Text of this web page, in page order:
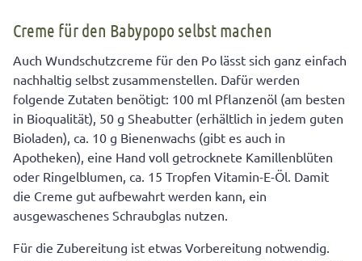
Creme für den Babypopo selbst machen
Auch Wundschutzcreme für den Po lässt sich ganz einfach
nachhaltig selbst zusammenstellen. Dafür werden
folgende Zutaten benötigt: 100 ml Pflanzenöl (am besten
in Bioqualität), 50 g Sheabutter (erhältlich in jedem guten
Bioladen), ca. 10 g Bienenwachs (gibt es auch in
Apotheken), eine Hand voll getrocknete Kamillenblüten
oder Ringelblumen, ca. 15 Tropfen Vitamin-E-Öl. Damit
die Creme gut aufbewahrt werden kann, ein
ausgewaschenes Schraubglas nutzen.
Für die Zubereitung ist etwas Vorbereitung notwendig.